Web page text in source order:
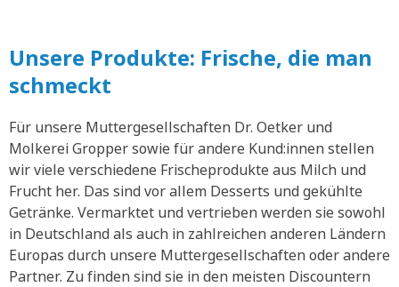
Unsere Produkte: Frische, die man
schmeckt
Für unsere Muttergesellschaften Dr. Oetker und
Molkerei Gropper sowie für andere Kund:innen stellen
wir viele verschiedene Frischeprodukte aus Milch und
Frucht her. Das sind vor allem Desserts und gekühlte
Getränke. Vermarktet und vertrieben werden sie sowohl
in Deutschland als auch in zahlreichen anderen Ländern
Europas durch unsere Muttergesellschaften oder andere
Partner. Zu finden sind sie in den meisten Discountern